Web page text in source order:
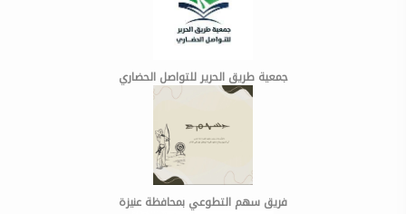
جمعية طريق الحرير للتواصل الحضاري
فريق سهم التطوعي بمحافظة عنيزة